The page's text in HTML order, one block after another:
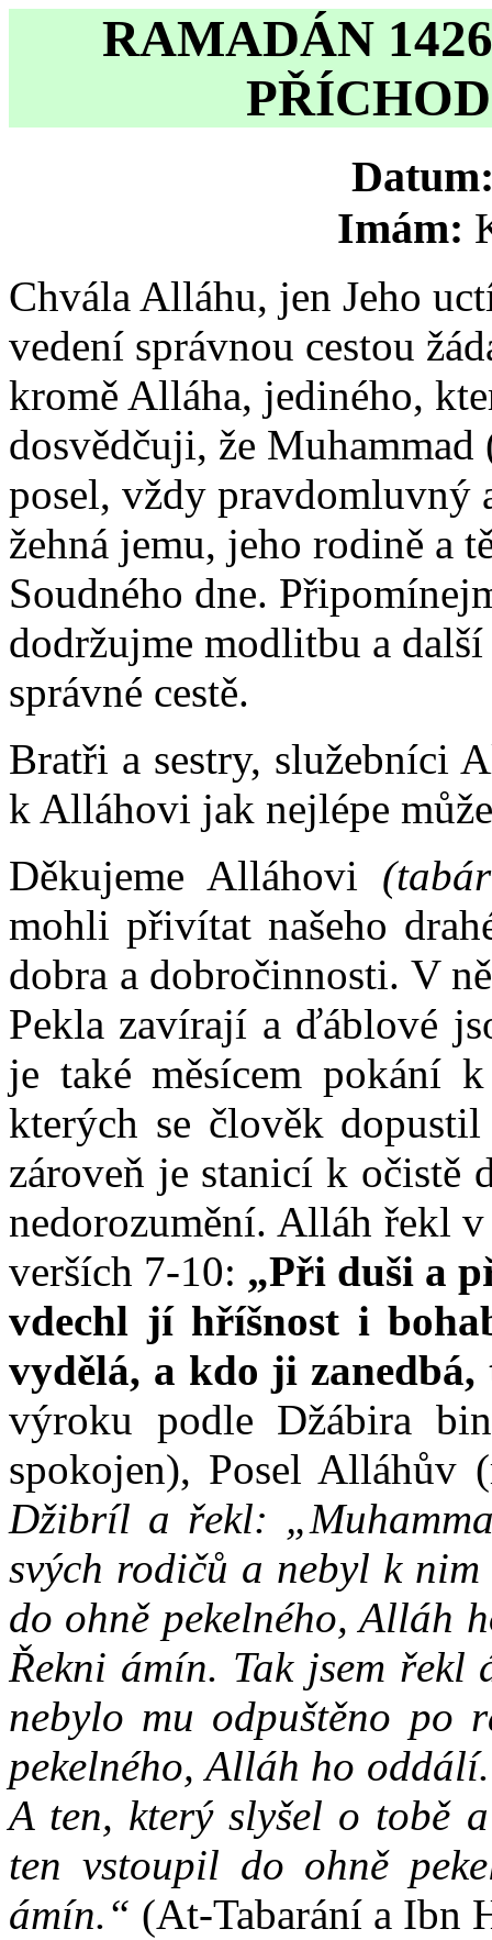
RAMADÁN
Imám:
Chvála Alláhu, jen Jeho
vedení správnou cestou
kromě Alláha, jediného,
dosvědčuji, že
posel, vždy
žehná jemu, jeho rodině a
Soudného dne.
dodržujme modlitbu a
správné cestě.
Bratři a sestry, služebníci
k Alláhovi jak nejlépe
Děkujeme Alláhovi
mohli přivítat našeho
dobra a dobročinnosti. V
Pekla zavírají a ďáblové
je také měsícem pokání
kterých se člověk
zároveň je stanicí k očistě
nedorozumění. Alláh řekl v
verších 7-10: „Při duši a
vdechl jí hříšnost i
vydělá, a kdo ji
výroku podle Džábira
spokojen), Posel
Džibríl a řekl:
svých rodičů a nebyl k
do ohně pekelného, Alláh
Řekni ámín. Tak jsem řekl
nebylo mu odpuštěno po
pekelného, Alláh ho
A ten, který slyšel o tobě
ten vstoupil do ohně
ámín.“ (At-Tabarání a Ibn